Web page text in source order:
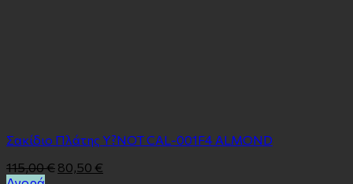
Σακίδιο Πλάτης Y?NOT CAL-001F4 ALMOND
115,00€ 80,50 €